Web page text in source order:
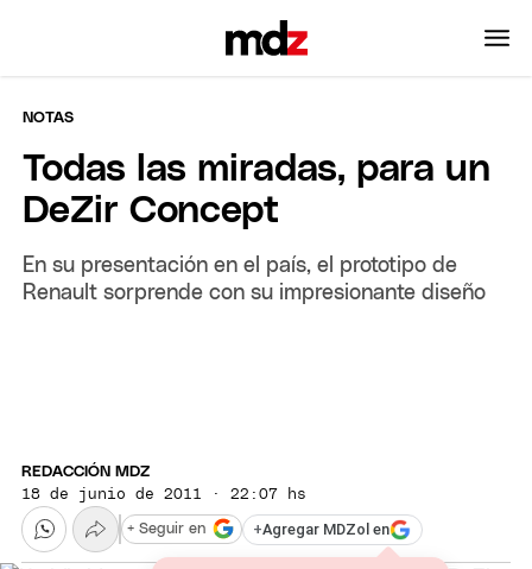
NOTAS
Todas las miradas, para un
DeZir Concept
En su presentación en el país, el prototipo de
Renault sorprende con su impresionante diseño
REDACCIÓN MDZ
18 de junio de 2011 · 22:07 hs
+Agregar MDZol en
+ Seguir en